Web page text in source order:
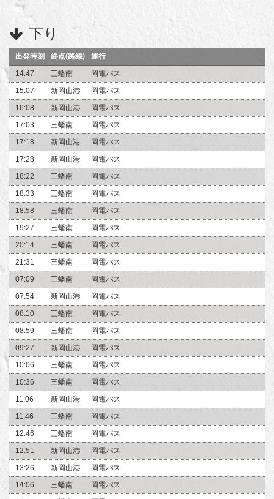
下り
出発時刻 終点(路線)
運行
14:47
三蟠南
岡電バス
15:07
新岡山港
岡電バス
16:08
新岡山港
岡電バス
17:03
三蟠南
岡電バス
17:18
新岡山港
岡電バス
17:28
新岡山港
岡電バス
18:22
三蟠南
岡電バス
18:33
三蟠南
岡電バス
18:58
三蟠南
岡電バス
19:27
三蟠南
岡電バス
20:14
三蟠南
岡電バス
21:31
三蟠南
岡電バス
07:09
三蟠南
岡電バス
07:54
新岡山港
岡電バス
08:10
三蟠南
岡電バス
08:59
三蟠南
岡電バス
09:27
新岡山港
岡電バス
10:06
三蟠南
岡電バス
10:36
三蟠南
岡電バス
11:06
新岡山港
岡電バス
11:46
三蟠南
岡電バス
12:46
三蟠南
岡電バス
12:51
新岡山港
岡電バス
13:26
新岡山港
岡電バス
14:06
三蟠南
岡電バス